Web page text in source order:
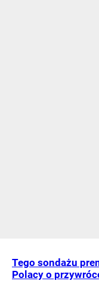
Tego sondażu
Polacy o